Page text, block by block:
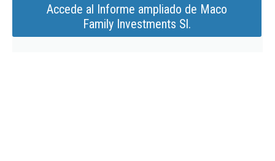
Accede al Informe ampliado de Maco
Family Investments Sl.